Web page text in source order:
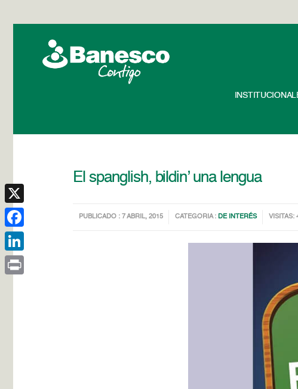
El spanglish, bildin’ una lengua
PUBLICADO : 7 ABRIL, 2015 CATEGORIA : DE INTERÉS VISITAS:
X
Facebook
LinkedIn